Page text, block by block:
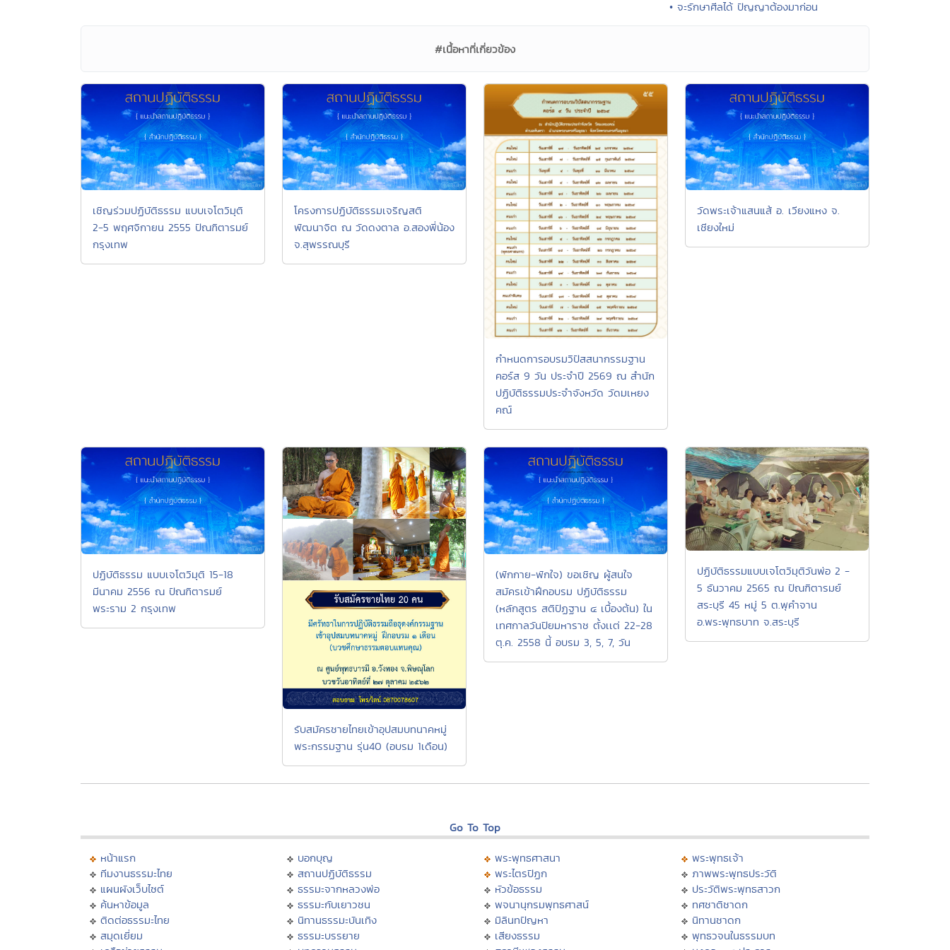
• จะรักษาศีลได้ ปัญญาต้องมาก่อน
#เนื้อหาที่เกี่ยวข้อง
เชิญร่วมปฏิบัติธรรม แบบเจโตวิมุติ
2-5 พฤศจิกายน 2555 ปัณฑิตารมย์
กรุงเทพ
โครงการปฏิบัติธรรมเจริญสติ
พัฒนาจิต ณ วัดดงตาล อ.สองพี่น้อง
จ.สุพรรณบุรี
กำหนดการอบรมวิปัสสนากรรมฐาน
คอร์ส 9 วัน ประจำปี 2569 ณ สำนัก
ปฏิบัติธรรมประจำจังหวัด วัดมเหยง
คณ์
วัดพระเจ้าแสนแส้ อ. เวียงแหง จ.
เชียงใหม่
ปฏิบัติธรรม แบบเจโตวิมุติ 15-18
มีนาคม 2556 ณ ปัณฑิตารมย์
พระราม 2 กรุงเทพ
รับสมัครชายไทยเข้าอุปสมบทนาคหมู่
พระกรรมฐาน รุ่น40 (อบรม 1เดือน)
(พักกาย-พักใจ) ขอเชิญ ผู้สนใจ
สมัครเข้าฝึกอบรม ปฏิบัติธรรม
(หลักสูตร สติปัฏฐาน ๔ เบื้องต้น) ใน
เทศกาลวันปิยมหาราช ตั้งเเต่ 22-28
ตุ.ค. 2558 นี้ อบรม 3, 5, 7, วัน
ปฏิบัติธรรมแบบเจโตวิมุติวันพ่อ 2 -
5 ธันวาคม 2565 ณ ปัณฑิตารมย์
สระบุรี 45 หมู่ 5 ต.พุคำจาน
อ.พระพุทธบาท จ.สระบุรี
Go To Top
หน้าแรก
ทีมงานธรรมะไทย
แผนผังเว็บไซต์
ค้นหาข้อมูล
ติดต่อธรรมะไทย
สมุดเยี่ยม
บอกบุญ
สถานปฏิบัติธรรม
ธรรมะจากหลวงพ่อ
ธรรมะกับเยาวชน
นิทานธรรมะบันเทิง
ธรรมะบรรยาย
พระพุทธศาสนา
พระไตรปิฏก
หัวข้อธรรม
พจนานุกรมพุทธศาสน์
มิลินทปัญหา
เสียงธรรม
พระพุทธเจ้า
ภาพพระพุทธประวัติ
ประวัติพระพุทธสาวก
ทศชาติชาดก
นิทานชาดก
พุทธวจนในธรรมบท